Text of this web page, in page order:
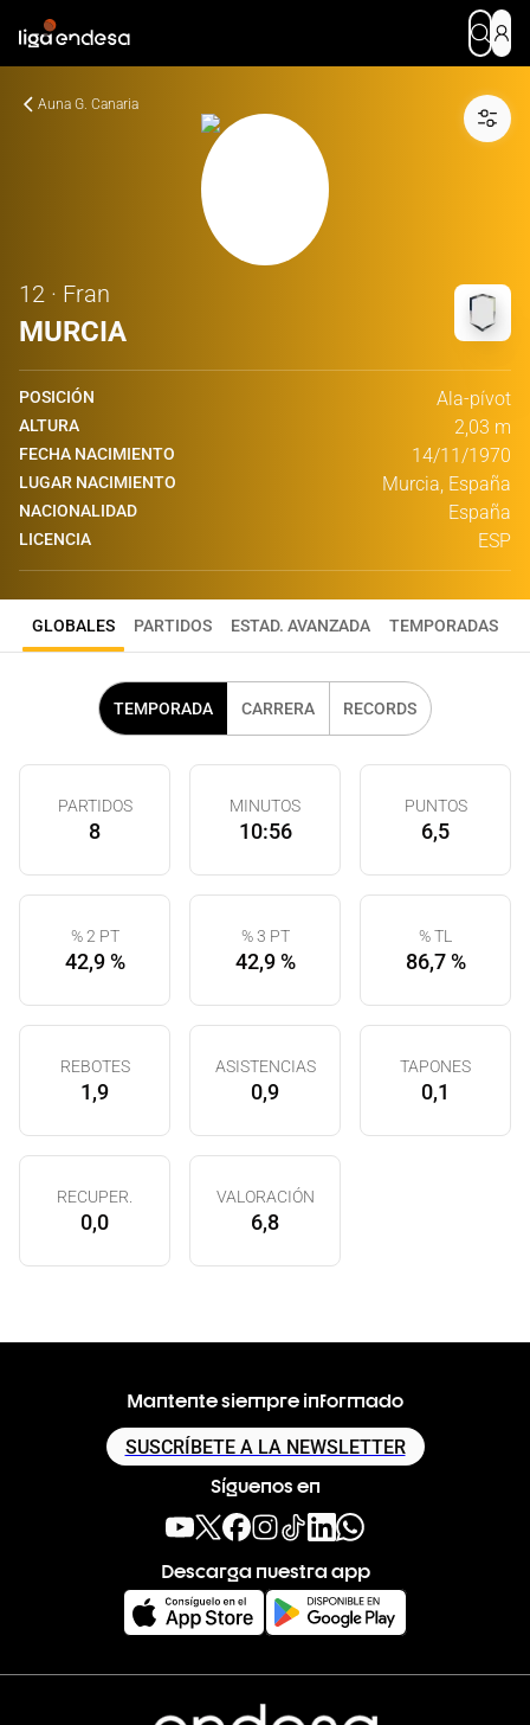
Auna G. Canaria
12 · Fran
MURCIA
POSICIÓN Ala-pívot
ALTURA 2,03 m
FECHA NACIMIENTO 14/11/1970
LUGAR NACIMIENTO Murcia, España
NACIONALIDAD España
LICENCIA ESP
GLOBALES PARTIDOS ESTAD. AVANZADA TEMPORADAS
TEMPORADA CARRERA RECORDS
PARTIDOS
8
MINUTOS
10:56
PUNTOS
6,5
% 2 PT
42,9 %
% 3 PT
42,9 %
% TL
86,7 %
REBOTES
1,9
ASISTENCIAS
0,9
TAPONES
0,1
RECUPER.
0,0
VALORACIÓN
6,8
Mantente siempre informado
SUSCRÍBETE A LA NEWSLETTER
Síguenos en
Descarga nuestra app